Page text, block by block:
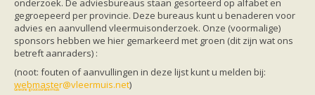
Soorten
Baardvleermuis
Bechsteins vleermuis
Bosvleermuis
Brandt's vleermuis
Bruine of gewone grootoorvleermuis
Franjestaart
Gewone grootoorvleermuis
onderzoek. De adviesbureaus staan gesorteerd op alfabet en
gegroepeerd per provincie. Deze bureaus kunt u benaderen voor
advies en aanvullend vleermuisonderzoek. Onze (voormalige)
sponsors hebben we hier gemarkeerd met groen (dit zijn wat ons
betreft aanraders) :
(noot: fouten of aanvullingen in deze lijst kunt u melden bij:
webmaster@vleermuis.net)